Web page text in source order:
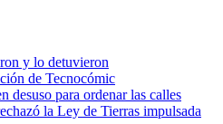
y lo detuvieron
de Tecnocómic
desuso para ordenar las calles
la Ley de Tierras impulsada